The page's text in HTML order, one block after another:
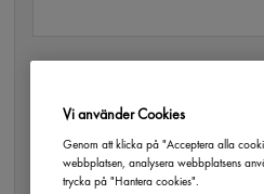
Vi använder Cookies
Genom att klicka på "Acceptera alla
webbplatsen, analysera webbplatsens
trycka på "Hantera cookies".